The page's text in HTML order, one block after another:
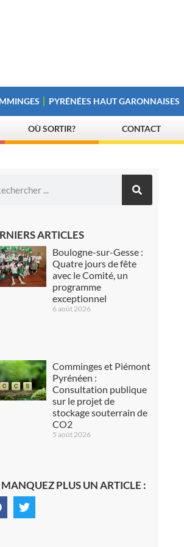
PYRÉNÉES HAUT GARONNAISES
OÙ SORTIR? CONTACT
ARTICLES
Boulogne-sur-Gesse :
Quatre jours de fête
avec le Comité, un
programme
exceptionnel
6 août 2026
Comminges et Piémont
Pyrénéen :
Consultation publique
sur le projet de
stockage souterrain de
CO2
5 août 2026
PLUS UN ARTICLE :